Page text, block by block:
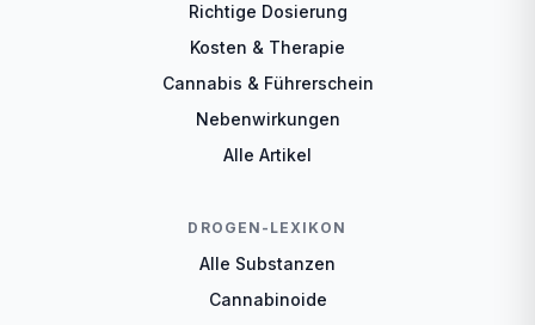
Richtige Dosierung
Kosten & Therapie
Cannabis & Führerschein
Nebenwirkungen
Alle Artikel
DROGEN-LEXIKON
Alle Substanzen
Cannabinoide